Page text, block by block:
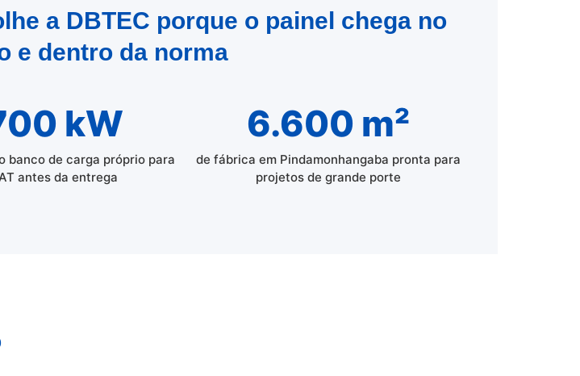
a DBTEC porque o painel chega no
e dentro da norma
kW
banco de carga próprio para
antes da entrega
6.600 m²
de fábrica em Pindamonhangaba pronta para
projetos de grande porte